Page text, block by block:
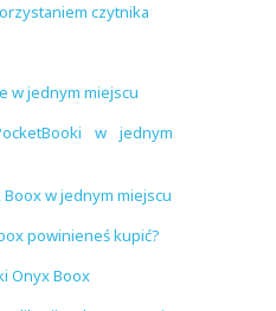
czytnika
w jednym miejscu
w jednym
w jednym miejscu
powinieneś kupić?
Onyx Boox